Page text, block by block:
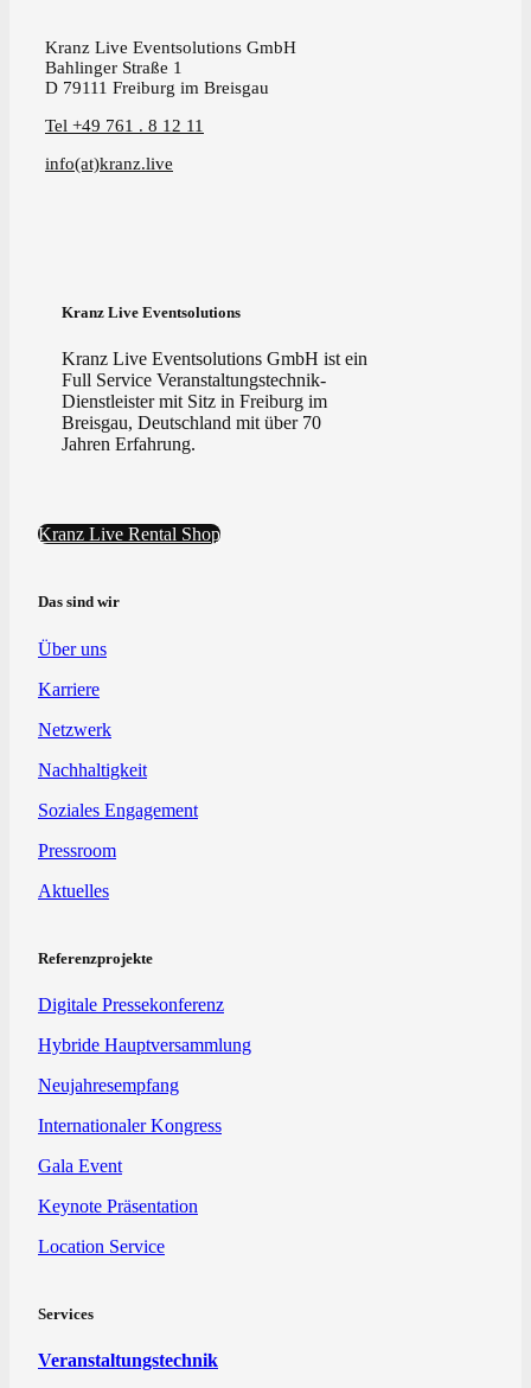
Kranz Live Eventsolutions GmbH
Bahlinger Straße 1
D 79111 Freiburg im Breisgau
Tel +49 761 . 8 12 11
info(at)kranz.live
Kranz Live Eventsolutions
Kranz Live Eventsolutions GmbH ist ein
Full Service Veranstaltungstechnik-
Dienstleister mit Sitz in Freiburg im
Breisgau, Deutschland mit über 70
Jahren Erfahrung.
Kranz Live Rental Shop
Das sind wir
Über uns
Karriere
Netzwerk
Nachhaltigkeit
Soziales Engagement
Pressroom
Aktuelles
Referenzprojekte
Digitale Pressekonferenz
Hybride Hauptversammlung
Neujahresempfang
Internationaler Kongress
Gala Event
Keynote Präsentation
Location Service
Services
Veranstaltungstechnik